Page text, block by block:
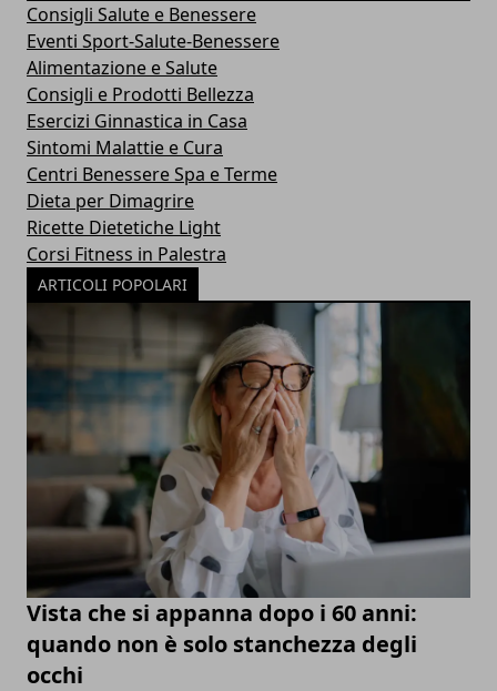
Consigli Salute e Benessere
Eventi Sport-Salute-Benessere
Alimentazione e Salute
Consigli e Prodotti Bellezza
Esercizi Ginnastica in Casa
Sintomi Malattie e Cura
Centri Benessere Spa e Terme
Dieta per Dimagrire
Ricette Dietetiche Light
Corsi Fitness in Palestra
ARTICOLI POPOLARI
Vista che si appanna dopo i 60 anni:
quando non è solo stanchezza degli
occhi